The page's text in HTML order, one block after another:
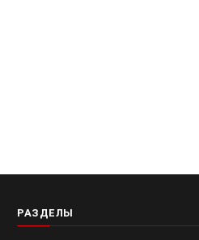
РАЗДЕЛЫ